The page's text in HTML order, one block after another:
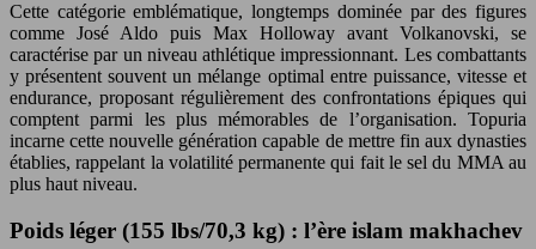
Cette catégorie emblématique, longtemps dominée par des figures
comme José Aldo puis Max Holloway avant Volkanovski, se
caractérise par un niveau athlétique impressionnant. Les combattants
y présentent souvent un mélange optimal entre puissance, vitesse et
endurance, proposant régulièrement des confrontations épiques qui
comptent parmi les plus mémorables de l’organisation. Topuria
incarne cette nouvelle génération capable de mettre fin aux dynasties
établies, rappelant la volatilité permanente qui fait le sel du MMA au
plus haut niveau.
Poids léger (155 lbs/70,3 kg) : l’ère islam makhachev